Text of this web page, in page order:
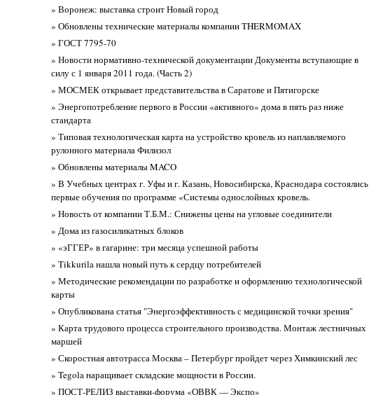
» Воронеж: выставка строит Новый город
» Обновлены технические материалы компании THERMOMAX
» ГОСТ 7795-70
» Новости нормативно-технической документации Документы вступающие в
силу с 1 января 2011 года. (Часть 2)
» МОСМЕК открывает представительства в Саратове и Пятигорске
» Энергопотребление первого в России «активного» дома в пять раз ниже
стандарта
» Типовая технологическая карта на устройство кровель из наплавляемого
рулонного материала Филизол
» Обновлены материалы MACO
» В Учебных центрах г. Уфы и г. Казань, Новосибирска, Краснодара состоялись
первые обучения по программе «Системы однослойных кровель.
» Новость от компании Т.Б.М.: Снижены цены на угловые соединители
» Дома из газосиликатных блоков
» «эГГЕР» в гагарине: три месяца успешной работы
» Tikkurila нашла новый путь к сердцу потребителей
» Методические рекомендации по разработке и оформлению технологической
карты
» Опубликована статья "Энергоэффективность с медицинской точки зрения"
» Карта трудового процесса строительного производства. Монтаж лестничных
маршей
» Скоростная автотрасса Москва – Петербург пройдет через Химкинский лес
» Tegola наращивает складские мощности в России.
» ПОСТ-РЕЛИЗ выставки-форума «ОВВК — Экспо»